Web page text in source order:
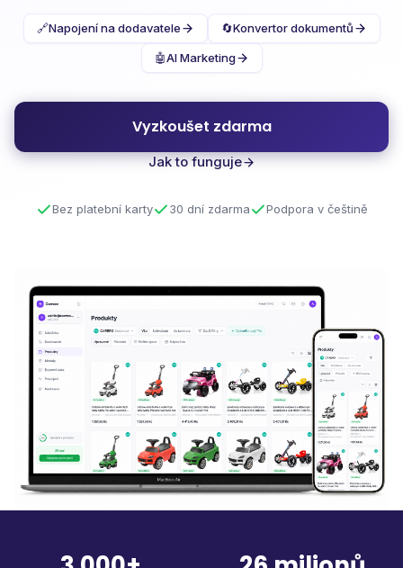
🔗Napojení na dodavatele 🔄Konvertor dokumentů
🤖AI Marketing
Vyzkoušet zdarma
Jak to funguje
Bez platební karty 30 dní zdarma Podpora v češtině